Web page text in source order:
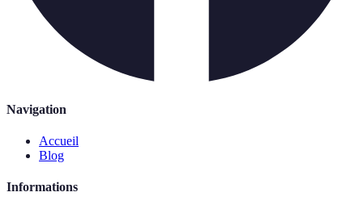
Navigation
Accueil
Blog
Informations